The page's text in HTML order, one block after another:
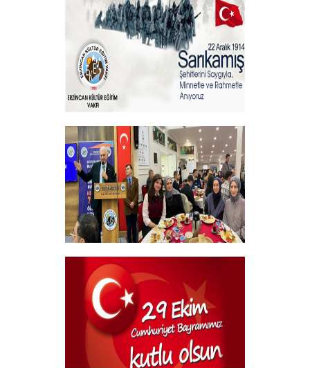
+
Sehitlerimizi Rahmetle Anıyoruz
+
Geleneksel Bursiyer öğrencilerimizle
kahvaltı Programı
+